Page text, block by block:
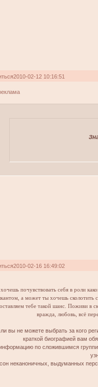
2010-02-12 10:16:51
2010-02-16 16:49:02
почувствовать себя в роли
а может ты хочешь сколотить
тебе такой шанс. Поживи в
вражда, любовь, всё
вы не можете выбрать за кого
краткой биографией вам
по сложившимся
неканоничных, выдуманных